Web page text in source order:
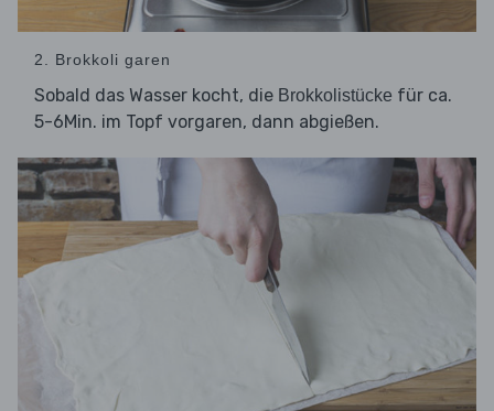
2. Brokkoli garen
Sobald das Wasser kocht, die Brokkolistücke für ca.
5-6Min. im Topf vorgaren, dann abgießen.